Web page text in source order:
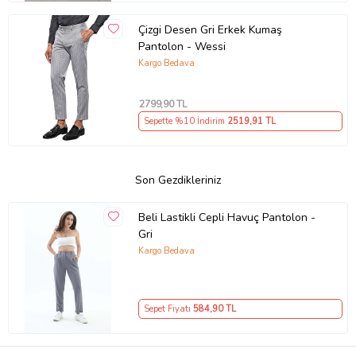
Çizgi Desen Gri Erkek Kumaş
Pantolon - Wessi
Kargo Bedava
2799,90 TL
Sepette %10 İndirim 2519,91 TL
Son Gezdikleriniz
Beli Lastikli Cepli Havuç Pantolon -
Gri
Kargo Bedava
Sepet Fiyatı 584,90 TL